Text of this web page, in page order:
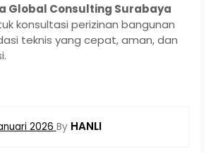
Global Consulting Surabaya
konsultasi perizinan bangunan
teknis yang cepat, aman, dan
2026 By HANLI